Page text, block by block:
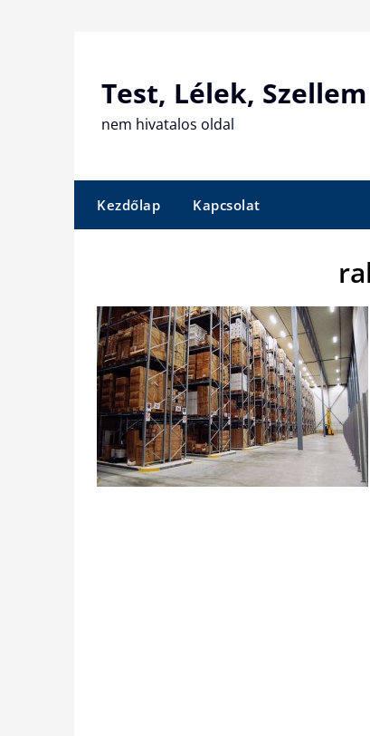
Test, Lélek, Szellem
nem hivatalos oldal
Kezdőlap Kapcsolat